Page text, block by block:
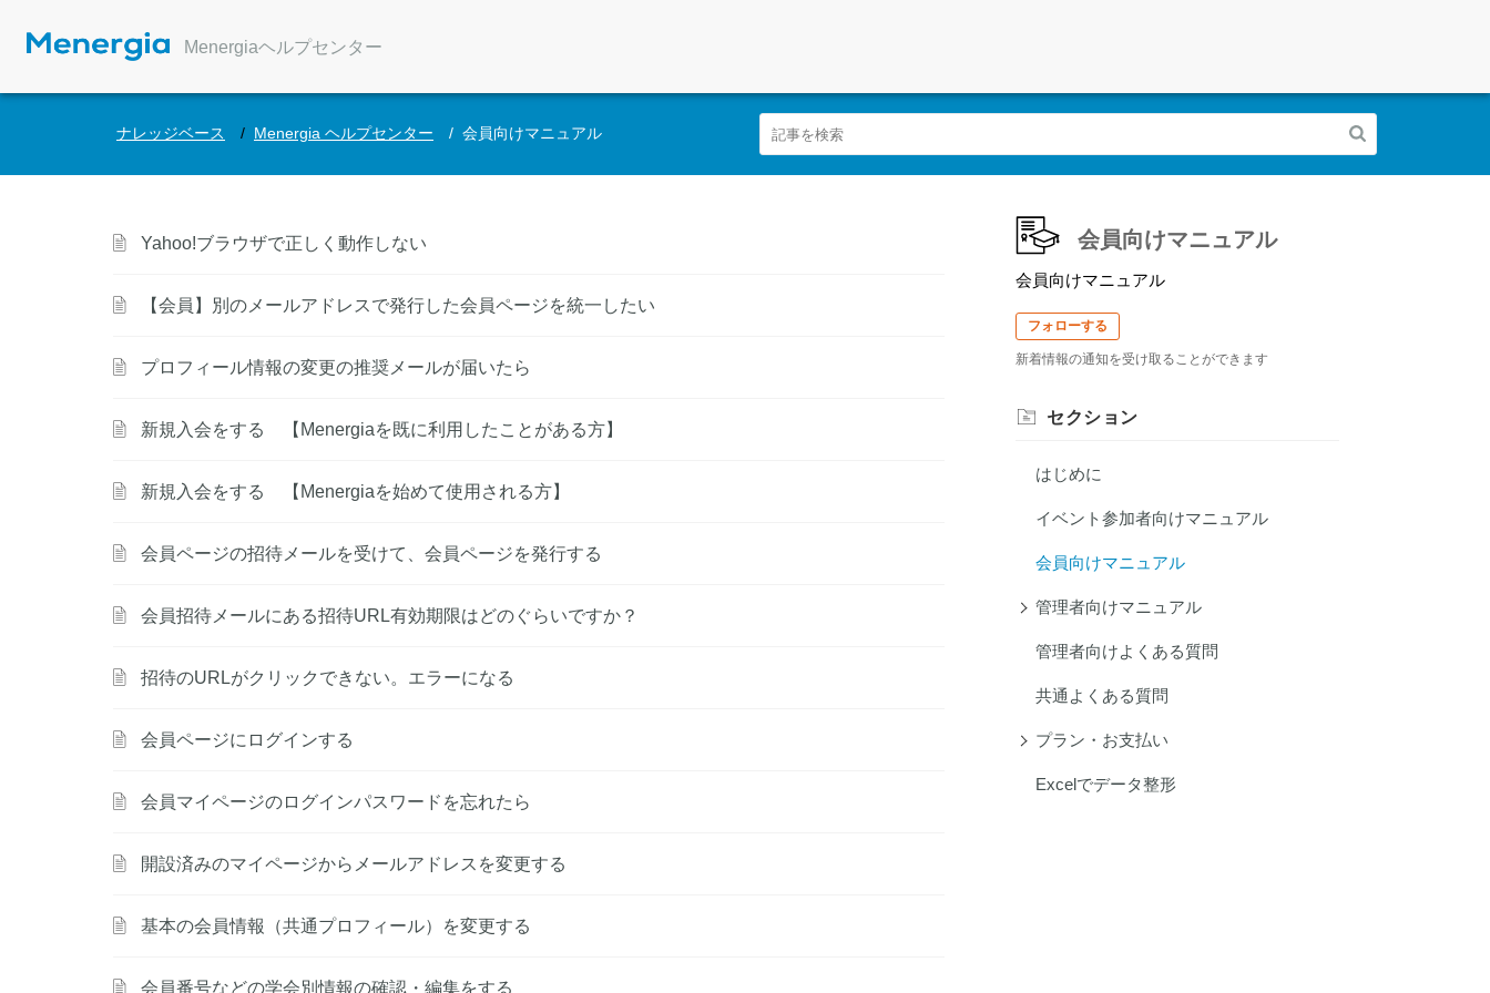
Menergiaヘルプセンター
ナレッジベース Menergia ヘルプセンター 会員向けマニュアル
Yahoo!ブラウザで正しく動作しない
【会員】別のメールアドレスで発行した会員ページを統一したい
プロフィール情報の変更の推奨メールが届いたら
新規入会をする 【Menergiaを既に利用したことがある方】
新規入会をする 【Menergiaを始めて使用される方】
会員ページの招待メールを受けて、会員ページを発行する
会員招待メールにある招待URL有効期限はどのぐらいですか？
招待のURLがクリックできない。エラーになる
会員ページにログインする
会員マイページのログインパスワードを忘れたら
開設済みのマイページからメールアドレスを変更する
基本の会員情報（共通プロフィール）を変更する
会員番号などの学会別情報の確認・編集をする
会員向けマニュアル
会員向けマニュアル
フォローする
新着情報の通知を受け取ることができます
セクション
はじめに
イベント参加者向けマニュアル
会員向けマニュアル
管理者向けマニュアル
管理者向けよくある質問
共通よくある質問
プラン・お支払い
Excelでデータ整形